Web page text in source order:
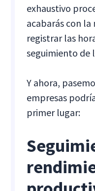
exhaustivo
acabarás con
registrar las
seguimiento de
Y ahora,
empresas
primer lugar: